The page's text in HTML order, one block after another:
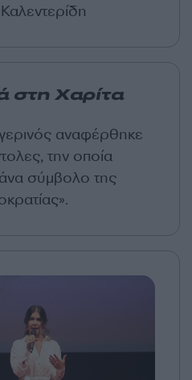
στη Χαρίτα
αναφέρθηκε
την οποία
σύμβολο της